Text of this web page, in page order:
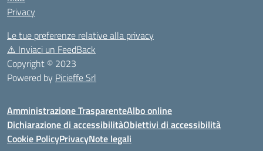
Privacy
Le tue preferenze relative alla privacy
⚠️ Inviaci un FeedBack
Copyright © 2023
Powered by Picieffe Srl
Amministrazione TrasparenteAlbo online
Dichiarazione di accessibilitàObiettivi di accessibilità
Cookie PolicyPrivacyNote legali